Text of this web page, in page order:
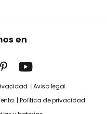
en
Aviso legal
Política de privacidad